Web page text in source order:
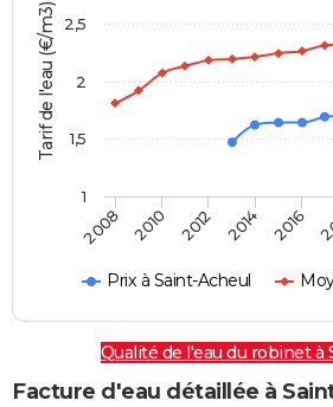
Tarif de l'eau (€/m3)
Prix à Saint-Acheul
2008 2010 2012 2014 2016
1
1,5
2
2,5
Qualité de l'eau du robinet à
Facture d'eau détaillée à